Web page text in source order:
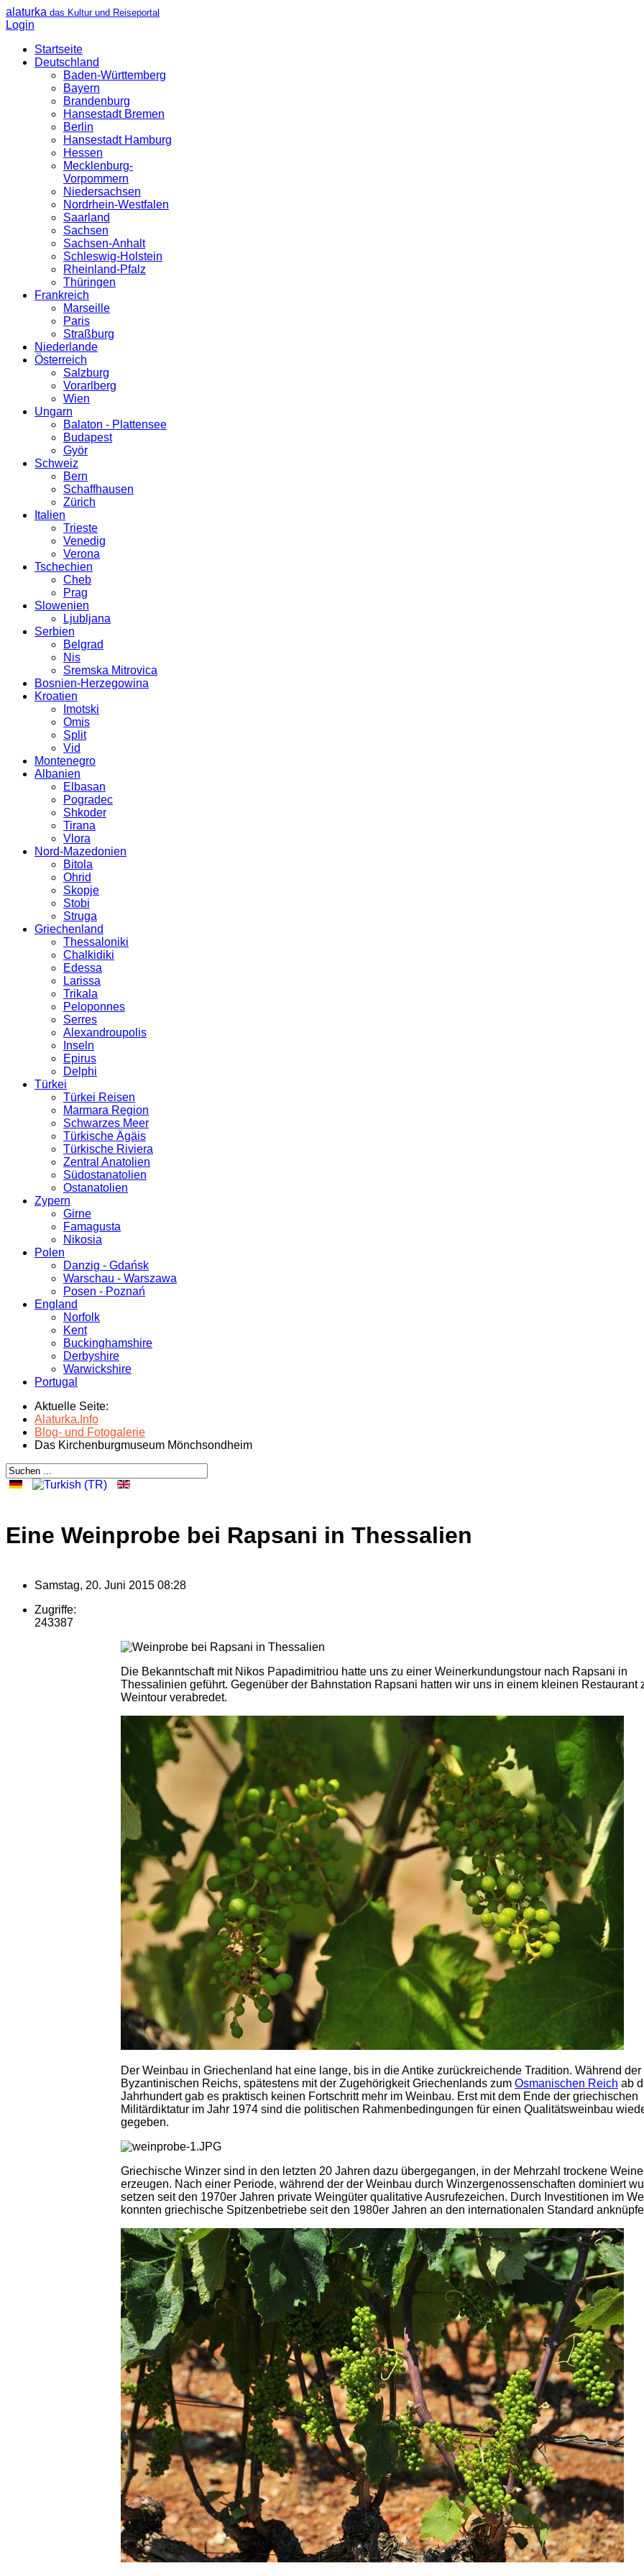
alaturka das Kultur und Reiseportal
Login
Startseite
Deutschland
Baden-Württemberg
Bayern
Brandenburg
Hansestadt Bremen
Berlin
Hansestadt Hamburg
Hessen
Mecklenburg-
Vorpommern
Niedersachsen
Nordrhein-Westfalen
Saarland
Sachsen
Sachsen-Anhalt
Schleswig-Holstein
Rheinland-Pfalz
Thüringen
Frankreich
Marseille
Paris
Straßburg
Niederlande
Österreich
Salzburg
Vorarlberg
Wien
Ungarn
Balaton - Plattensee
Budapest
Györ
Schweiz
Bern
Schaffhausen
Zürich
Italien
Trieste
Venedig
Verona
Tschechien
Cheb
Prag
Slowenien
Ljubljana
Serbien
Belgrad
Nis
Sremska Mitrovica
Bosnien-Herzegowina
Kroatien
Imotski
Omis
Split
Vid
Montenegro
Albanien
Elbasan
Pogradec
Shkoder
Tirana
Vlora
Nord-Mazedonien
Bitola
Ohrid
Skopje
Stobi
Struga
Griechenland
Thessaloniki
Chalkidiki
Edessa
Larissa
Trikala
Peloponnes
Serres
Alexandroupolis
Inseln
Epirus
Delphi
Türkei
Türkei Reisen
Marmara Region
Schwarzes Meer
Türkische Ägäis
Türkische Riviera
Zentral Anatolien
Südostanatolien
Ostanatolien
Zypern
Girne
Famagusta
Nikosia
Polen
Danzig - Gdańsk
Warschau - Warszawa
Posen - Poznań
England
Norfolk
Kent
Buckinghamshire
Derbyshire
Warwickshire
Portugal
Aktuelle Seite:
Alaturka.Info
Blog- und Fotogalerie
Das Kirchenburgmuseum Mönchsondheim
Eine Weinprobe bei Rapsani in Thessalien
Samstag, 20. Juni 2015 08:28
Zugriffe:
243387
Die Bekanntschaft mit Nikos Papadimitriou hatte uns zu einer Weinerkundungstour nach Rapsani in
Thessalinien geführt. Gegenüber der Bahnstation Rapsani hatten wir uns in einem kleinen Restaurant
Weintour verabredet.
Der Weinbau in Griechenland hat eine lange, bis in die Antike zurückreichende Tradition. Während der
Byzantinischen Reichs, spätestens mit der Zugehörigkeit Griechenlands zum Osmanischen Reich ab
Jahrhundert gab es praktisch keinen Fortschritt mehr im Weinbau. Erst mit dem Ende der griechischen
Militärdiktatur im Jahr 1974 sind die politischen Rahmenbedingungen für einen Qualitätsweinbau
gegeben.
Griechische Winzer sind in den letzten 20 Jahren dazu übergegangen, in der Mehrzahl trockene
erzeugen. Nach einer Periode, während der der Weinbau durch Winzergenossenschaften dominiert
setzen seit den 1970er Jahren private Weingüter qualitative Ausrufezeichen. Durch Investitionen im
konnten griechische Spitzenbetriebe seit den 1980er Jahren an den internationalen Standard